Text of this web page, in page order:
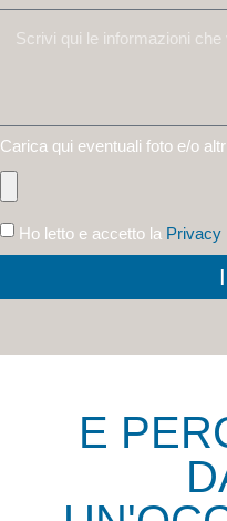
Carica qui eventuali foto e/o
Ho letto e accetto la Privacy
E